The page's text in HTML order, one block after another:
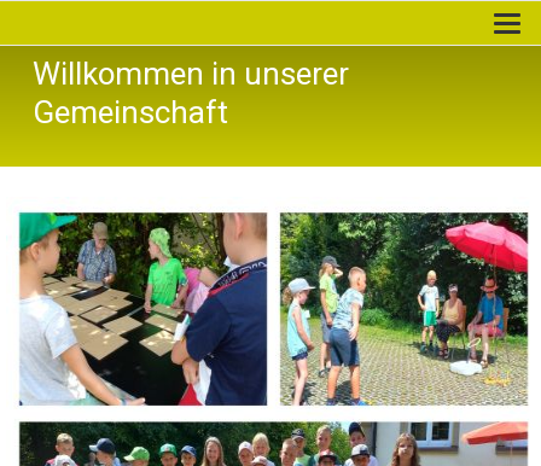
Willkommen in unserer
Gemeinschaft